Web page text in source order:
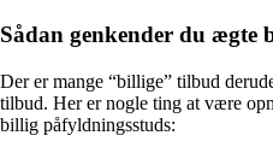
Sådan genkender du ægte
Der er mange “billige” tilbud
tilbud. Her er nogle ting at være
billig påfyldningsstuds: